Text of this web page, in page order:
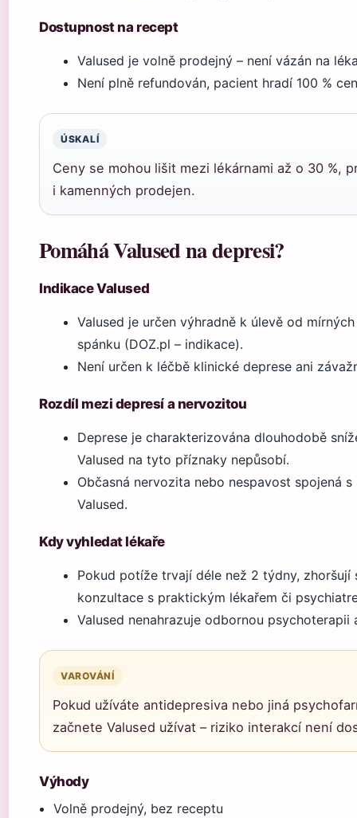
Dostupnost na recept
Valused je volně prodejný – není vázán na
Není plně refundován, pacient hradí 100 %
ÚSKALÍ
Ceny se mohou lišit mezi lékárnami až o 30 %,
i kamenných prodejen.
Pomáhá Valused na depresi?
Indikace Valused
Valused je určen výhradně k úlevě od
spánku (DOZ.pl – indikace).
Není určen k léčbě klinické deprese ani
Rozdíl mezi depresí a nervozitou
Deprese je charakterizována dlouhodobě
Valused na tyto příznaky nepůsobí.
Občasná nervozita nebo nespavost spojená
Valused.
Kdy vyhledat lékaře
Pokud potíže trvají déle než 2 týdny,
konzultace s praktickým lékařem či
Valused nenahrazuje odbornou
VAROVÁNÍ
Pokud užíváte antidepresiva nebo jiná
začnete Valused užívat – riziko interakcí není
Výhody
Volně prodejný, bez receptu